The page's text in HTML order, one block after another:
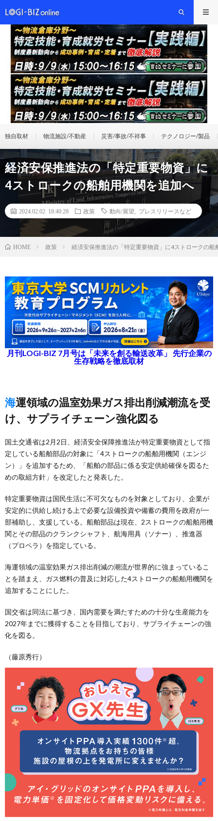
独自取材 物流施設/不動産 災害/事故/不祥事 テクノロジー/製品
経済安保推進法の「特定重要物資」に
4ストロークの船舶用機関を追加へ
2024.02.02 18:40:28 政策 動向/展望 プレスリリースなど
HOME 政策 経済安保推進法の「特定重要物資」に4ストロークの船
月刊LOGI-BIZ 7月号は「未来を創る輸送改革」 先行企業の
生存戦略を徹底取材
海運領域の温室効果ガス排出削減潮流を受
け、サプライチェーン強化図る
国土交通省は2月2日、経済安全保障推進法が特定重要物資として指
定している船舶部品の対象に「4ストロークの船舶用機関（エンジ
ン）」を追加するため、「船舶の部品に係る安定供給確保を図るた
めの取組方針」を改定したと発表した。
特定重要物資は国民生活に不可欠なものを対象としており、企業が
安定的に供給し続ける上で必要な設備投資や備蓄の費用を政府が一
部補助し、支援している。船舶部品は現在、2ストロークの船舶用機
関とその部品のクランクシャフト、航海用具（ソナー）、推進器
（プロペラ）を指定している。
海運領域の温室効果ガス排出削減の潮流が世界的に強まっているこ
とを踏まえ、ガス燃料の普及に対応した4ストロークの船舶用機関を
追加することにした。
国交省は同法に基づき、国内需要を満たすための十分な生産能力を
2027年までに獲得することを目指しており、サプライチェーンの強
化を図る。
（藤原秀行）